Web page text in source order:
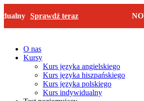
do
Sprawdź teraz
O nas
Kursy
Kurs języka angielskiego
Kurs języka hiszpańskiego
Kurs języka polskiego
Kurs indywidualny